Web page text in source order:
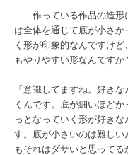
――作っている作品の造形
は全体を通じて底が小さ
く形が印象的なんですけ
もやりやすい形なんですか
「意識してますね。好き
くんです。底が細いほど
っとなっていく形が好き
す。底が小さいのは難し
もそれはダサいと思ってる